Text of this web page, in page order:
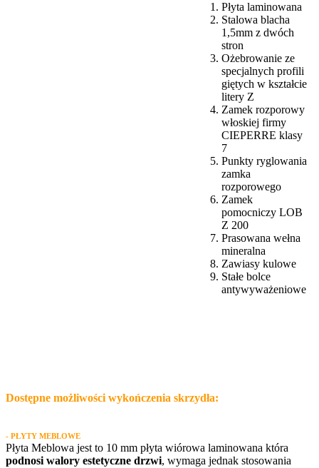
Płyta laminowana
Stalowa blacha
1,5mm z dwóch
stron
Ożebrowanie ze
specjalnych profili
giętych w kształcie
litery Z
Zamek rozporowy
włoskiej firmy
CIEPERRE klasy
7
Punkty ryglowania
zamka
rozporowego
Zamek
pomocniczy LOB
Z 200
Prasowana wełna
mineralna
Zawiasy kulowe
Stałe bolce
antywyważeniowe
Dostępne możliwości wykończenia skrzydła:
- PŁYTY MEBLOWE
Płyta Meblowa jest to 10 mm płyta wiórowa laminowana która
podnosi walory estetyczne drzwi, wymaga jednak stosowania